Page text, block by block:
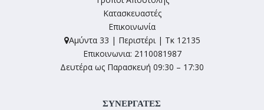
Κατασκευαστές
Επικοινωνία
Αμύντα 33 | Περιστέρι | Τκ 12135
Επικοινωνια: 2110081987
Δευτέρα ως Παρασκευή 09:30 – 17:30
ΣΥΝΕΡΓΑΤΕΣ